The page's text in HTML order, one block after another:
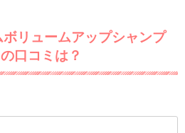
リュームアップシャンプ
口コミは？